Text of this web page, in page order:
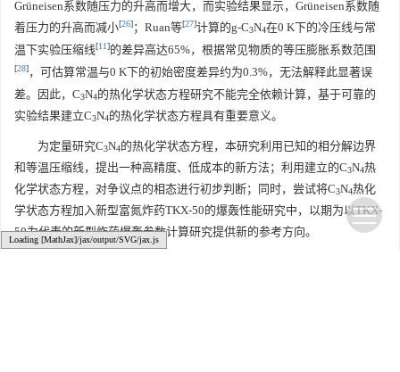
Loading [MathJax]/jax/output/SVG/jax.js
Grüneisen系数随压力的升高而增大，而实验结果显示，Grüneisen系数随
着压力的升高而减小[26]；Ruan等[27]计算的g-C3N4在0 K下的冷压线与常
温下实验压缩线[11]的差异高达65%，根据常见物质的等压膨胀系数范围
[28]，可估算常温与0 K下的初始密度差异约为0.3%，无法解释此显著误
差。因此，C3N4的热化学状态方程研究不能完全依赖计算，基于可靠的
实验结果建立C3N4的热化学状态方程具有重要意义。
为定量研究C3N4的热化学状态方程，本研究利用已知的相分解边界
和等温压缩线，提出一种高精度、低成本的新方法；利用建立的C3N4热
化学状态方程，对争议点的相态进行初步判断；同时，尝试将C3N4热化
学状态方程加入新型富氮炸药TKX-50的爆轰性能研究中，以期为以TKX-
50为代表的新型炸药爆轰参数计算研究提供新的参考方向。